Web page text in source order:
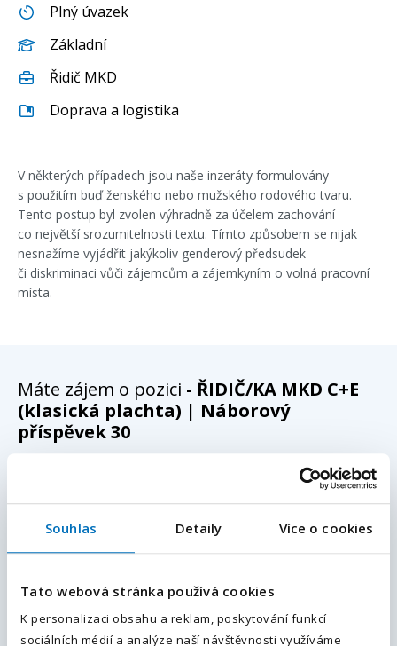
Souhlas Detaily Více o cookies
Tato webová stránka používá cookies
K personalizaci obsahu a reklam, poskytování funkcí
sociálních médií a analýze naší návštěvnosti využíváme
Plný úvazek
Základní
Řidič MKD
Doprava a logistika
V některých případech jsou naše inzeráty formulovány
s použitím buď ženského nebo mužského rodového tvaru.
Tento postup byl zvolen výhradně za účelem zachování
co největší srozumitelnosti textu. Tímto způsobem se nijak
nesnažíme vyjádřit jakýkoliv genderový předsudek
či diskriminaci vůči zájemcům a zájemkyním o volná pracovní
místa.
Máte zájem o pozici - ŘIDIČ/KA MKD C+E
(klasická plachta) | Náborový
příspěvek 30
Pošlete nám kontaktní údaje a náš specialista Vás
bude kontaktovat do 24 hodin s podrobnostmi.
Vaše příjmení
E-mailová adresa
Váš telefon*